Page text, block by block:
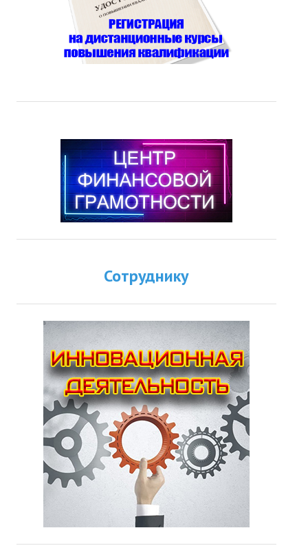
Сотруднику